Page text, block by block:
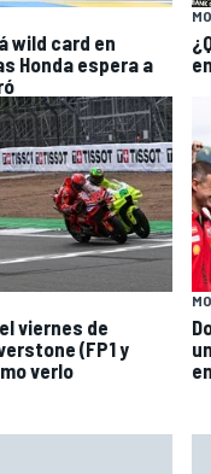
wild card en
Honda espera a
viernes de
(FP1 y
verlo